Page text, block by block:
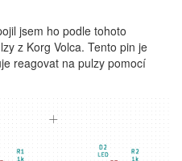
jsem ho podle tohoto
z Korg Volca. Tento pin je
reagovat na pulzy pomocí